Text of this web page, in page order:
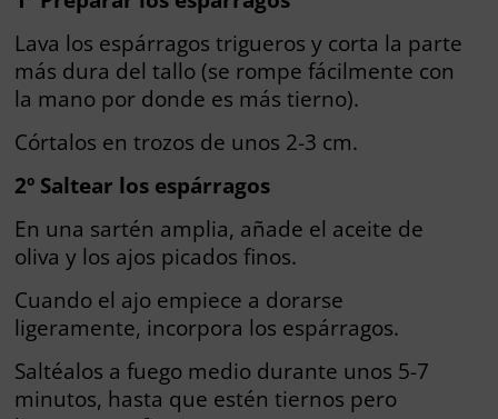
Lava los espárragos trigueros y corta la parte
más dura del tallo (se rompe fácilmente con
la mano por donde es más tierno).
Córtalos en trozos de unos 2-3 cm.
2º Saltear los espárragos
En una sartén amplia, añade el aceite de
oliva y los ajos picados finos.
Cuando el ajo empiece a dorarse
ligeramente, incorpora los espárragos.
Saltéalos a fuego medio durante unos 5-7
minutos, hasta que estén tiernos pero